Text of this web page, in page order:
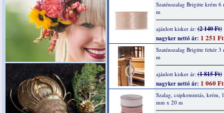
Szaténszalag Brigitte krém 6
m
ajánlott kisker ár:(2 140 Ft)
nagyker nettó ár: 1 251 Ft
Szaténszalag Brigitte fehér 3
m
ajánlott kisker ár:(1 815 Ft)
nagyker nettó ár: 1 060 Ft
Szalag, csipkemintás, krém,
mm x 20 m